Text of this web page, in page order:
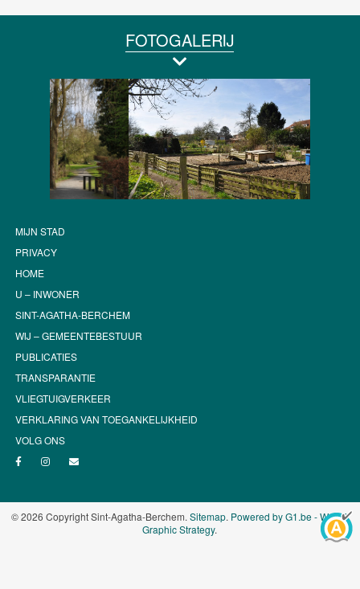
FOTOGALERIJ
MIJN STAD
PRIVACY
HOME
U – INWONER
SINT-AGATHA-BERCHEM
WIJ – GEMEENTEBESTUUR
PUBLICATIES
TRANSPARANTIE
VLIEGTUIGVERKEER
VERKLARING VAN TOEGANKELIJKHEID
VOLG ONS
© 2026 Copyright Sint-Agatha-Berchem. Sitemap. Powered by G1.be - Web &
Graphic Strategy.